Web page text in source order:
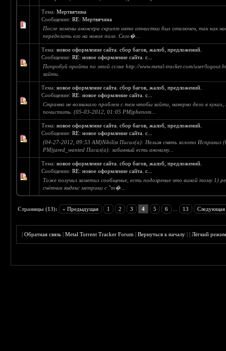
Тема:Мертвячина
Сообщение:RE: Мертвячина
После замены анонсера скрипт авто отчистки был отключен, так как
переделать его на новое поле. Сего�...
Тема:новое оформление сайта. сбор багов, жалоб, предложений.
Сообщение:RE: новое оформление сайта. с...
Попробуй пройти по этой сслке http://www.metal-tracker.com/user/
зайти.
Тема:новое оформление сайта. сбор багов, жалоб, предложений.
Сообщение:RE: новое оформление сайта. с...
Странно не возникало проблем с тем чтобы зайти, наверно дело в
почистить. (05-03-2012, 01:05 PM)phenom...
Тема:новое оформление сайта. сбор багов, жалоб, предложений.
Сообщение:RE: новое оформление сайта. с...
(04-27-2012, 09:53 AM)Nihilist Писал(а): Нельзя снять золото Исправил
PM)jared_wanted Писал(а): забавный есть анониму...
Тема:новое оформление сайта. сбор багов, жалоб, предложений.
Сообщение:RE: новое оформление сайта. с...
Тоже получил заметил сообщение, есть подозрение что виной тому 1)
счётчик яндекс метрики с "т�...
Страницы (13): « Предыдущая 1 2 3 4 5 6 13 Следующая
|Обратная связь |Metal Torrent Tracker Forum |Вернуться к началу ||Лёгкий